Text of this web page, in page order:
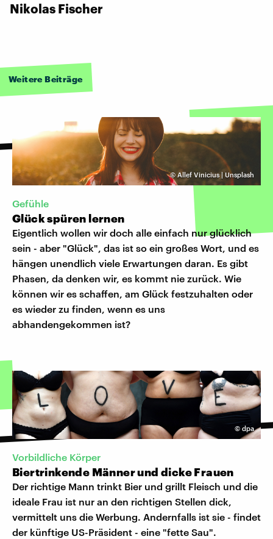
Nikolas Fischer
Weitere Beiträge
© Allef Vinicius | Unsplash
Gefühle
Glück spüren lernen
Eigentlich wollen wir doch alle einfach nur glücklich
sein - aber "Glück", das ist so ein großes Wort, und es
hängen unendlich viele Erwartungen daran. Es gibt
Phasen, da denken wir, es kommt nie zurück. Wie
können wir es schaffen, am Glück festzuhalten oder
es wieder zu finden, wenn es uns
abhandengekommen ist?
© dpa
Vorbildliche Körper
Biertrinkende Männer und dicke Frauen
Der richtige Mann trinkt Bier und grillt Fleisch und die
ideale Frau ist nur an den richtigen Stellen dick,
vermittelt uns die Werbung. Andernfalls ist sie - findet
der künftige US-Präsident - eine "fette Sau".